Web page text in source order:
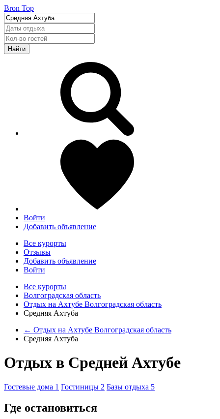
Bron Top
Найти
Войти
Добавить объявление
Все курорты
Отзывы
Добавить объявление
Войти
Все курорты
Волгоградская область
Отдых на Ахтубе Волгоградская область
Средняя Ахтуба
← Отдых на Ахтубе Волгоградская область
Средняя Ахтуба
Отдых в Средней Ахтубе
Гостевые дома 1 Гостиницы 2 Базы отдыха 5
Где остановиться